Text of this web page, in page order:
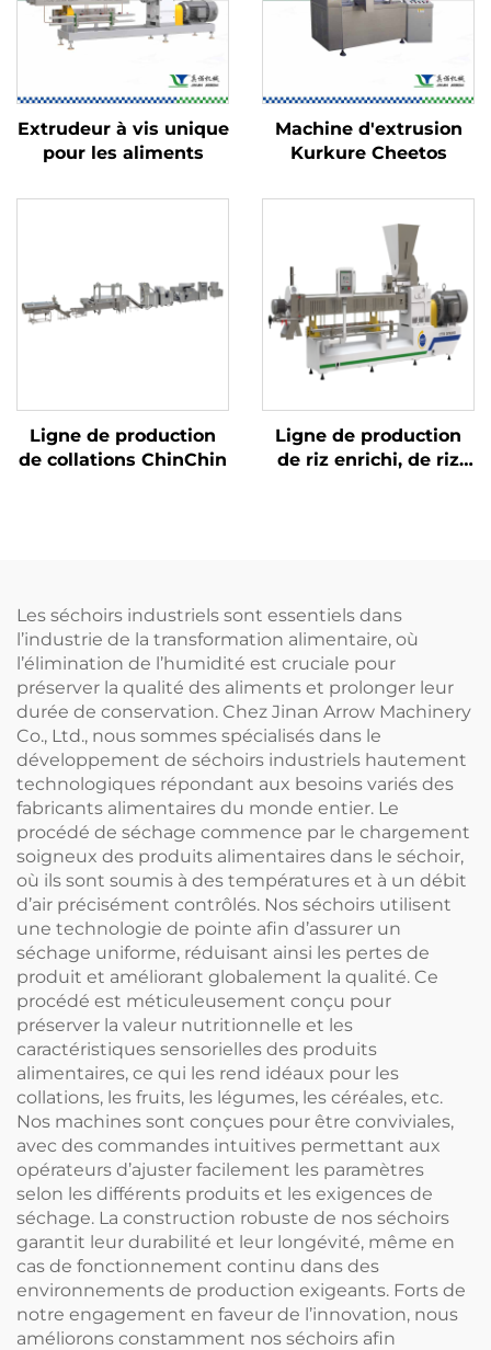
Extrudeur à vis unique
pour les aliments
Machine d'extrusion
Kurkure Cheetos
Ligne de production
de collations ChinChin
Ligne de production
de riz enrichi, de riz
Les séchoirs industriels sont essentiels dans
l’industrie de la transformation alimentaire, où
l’élimination de l’humidité est cruciale pour
préserver la qualité des aliments et prolonger leur
durée de conservation. Chez Jinan Arrow Machinery
Co., Ltd., nous sommes spécialisés dans le
développement de séchoirs industriels hautement
technologiques répondant aux besoins variés des
fabricants alimentaires du monde entier. Le
procédé de séchage commence par le chargement
soigneux des produits alimentaires dans le séchoir,
où ils sont soumis à des températures et à un débit
d’air précisément contrôlés. Nos séchoirs utilisent
une technologie de pointe afin d’assurer un
séchage uniforme, réduisant ainsi les pertes de
produit et améliorant globalement la qualité. Ce
procédé est méticuleusement conçu pour
préserver la valeur nutritionnelle et les
caractéristiques sensorielles des produits
alimentaires, ce qui les rend idéaux pour les
collations, les fruits, les légumes, les céréales, etc.
Nos machines sont conçues pour être conviviales,
avec des commandes intuitives permettant aux
opérateurs d’ajuster facilement les paramètres
selon les différents produits et les exigences de
séchage. La construction robuste de nos séchoirs
garantit leur durabilité et leur longévité, même en
cas de fonctionnement continu dans des
environnements de production exigeants. Forts de
notre engagement en faveur de l’innovation, nous
améliorons constamment nos séchoirs afin